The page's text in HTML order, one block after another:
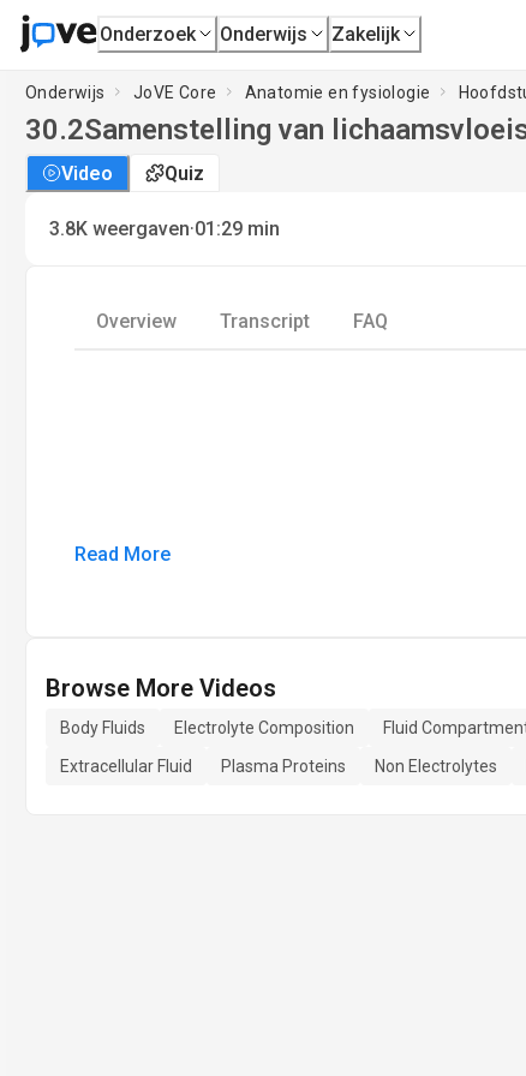
Onderzoek Onderwijs Zakelijk
Onderwijs JoVE Core Anatomie en fysiologie
30.2Samenstelling van
Video Quiz
3.8K weergaven·01:29 min
Overview Transcript FAQ
Read More
Browse More Videos
Body Fluids Electrolyte Composition Fluid
Extracellular Fluid
Plasma Proteins Non Electrolytes